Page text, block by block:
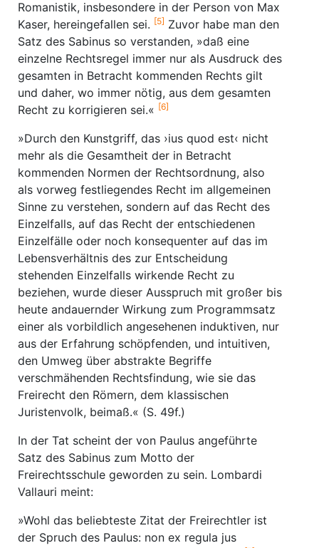
Romanistik, insbesondere in der Person von Max
Kaser, hereingefallen sei. [5] Zuvor habe man den
Satz des Sabinus so verstanden, »daß eine
einzelne Rechtsregel immer nur als Ausdruck des
gesamten in Betracht kommenden Rechts gilt
und daher, wo immer nötig, aus dem gesamten
Recht zu korrigieren sei.« [6]
»Durch den Kunstgriff, das ›ius quod est‹ nicht
mehr als die Gesamtheit der in Betracht
kommenden Normen der Rechtsordnung, also
als vorweg festliegendes Recht im allgemeinen
Sinne zu verstehen, sondern auf das Recht des
Einzelfalls, auf das Recht der entschiedenen
Einzelfälle oder noch konsequenter auf das im
Lebensverhältnis des zur Entscheidung
stehenden Einzelfalls wirkende Recht zu
beziehen, wurde dieser Ausspruch mit großer bis
heute andauernder Wirkung zum Programmsatz
einer als vorbildlich angesehenen induktiven, nur
aus der Erfahrung schöpfenden, und intuitiven,
den Umweg über abstrakte Begriffe
verschmähenden Rechtsfindung, wie sie das
Freirecht den Römern, dem klassischen
Juristenvolk, beimaß.« (S. 49f.)
In der Tat scheint der von Paulus angeführte
Satz des Sabinus zum Motto der
Freirechtsschule geworden zu sein. Lombardi
Vallauri meint:
»Wohl das beliebteste Zitat der Freirechtler ist
der Spruch des Paulus: non ex regula jus